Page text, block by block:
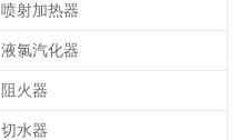
喷射加热器
液氯汽化器
阻火器
切水器